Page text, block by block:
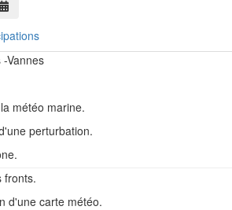
Vannes
météo marine.
perturbation.
fronts.
d'une carte météo.